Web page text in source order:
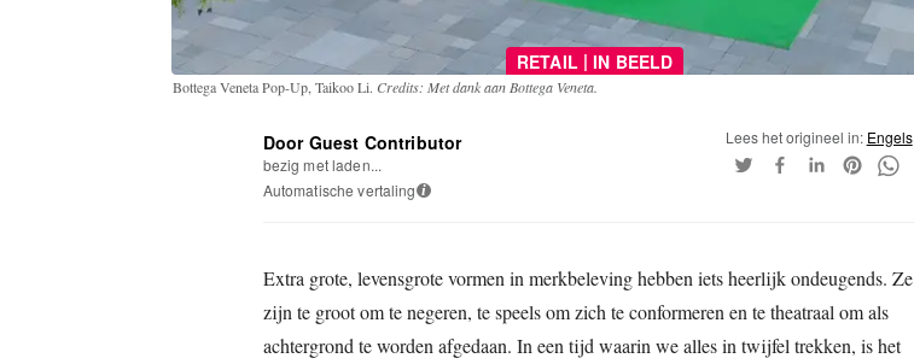
RETAIL | IN BEELD
Bottega Veneta Pop-Up, Taikoo Li. Credits: Met dank aan Bottega Veneta.
Door Guest Contributor
bezig met laden...
Automatische vertaling i
Lees het origineel in: Engels
Extra grote, levensgrote vormen in merkbeleving hebben iets heerlijk ondeugends. Ze
zijn te groot om te negeren, te speels om zich te conformeren en te theatraal om als
achtergrond te worden afgedaan. In een tijd waarin we alles in twijfel trekken, is het